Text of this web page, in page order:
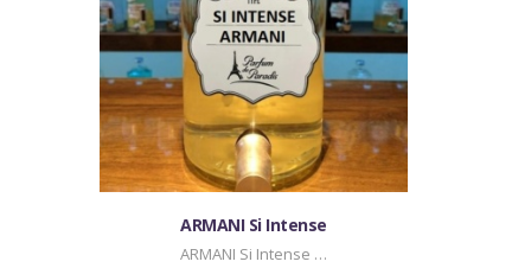
ARMANI Si Intense
ARMANI Si Intense …